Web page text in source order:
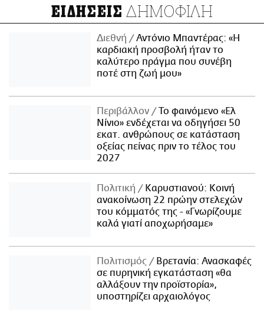
ΕΙΔΗΣΕΙΣ ΔΗΜΟΦΙΛΗ
Διεθνή
Αντόνιο Μπαντέρας: «Η
καρδιακή προσβολή ήταν το
καλύτερο πράγμα που συνέβη
ποτέ στη ζωή μου»
Περιβάλλον
Το φαινόμενο «Ελ
Νίνιο» ενδέχεται να οδηγήσει 50
εκατ. ανθρώπους σε κατάσταση
οξείας πείνας πριν το τέλος του
2027
Πολιτική
Καρυστιανού: Κοινή
ανακοίνωση 22 πρώην στελεχών
του κόμματός της - «Γνωρίζουμε
καλά γιατί αποχωρήσαμε»
Πολιτισμός
Βρετανία: Ανασκαφές
σε πυρηνική εγκατάσταση «θα
αλλάξουν την προϊστορία»,
υποστηρίζει αρχαιολόγος